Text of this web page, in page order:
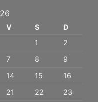
V S
D
1
2
7 8
9
14 15
16
21 22 23